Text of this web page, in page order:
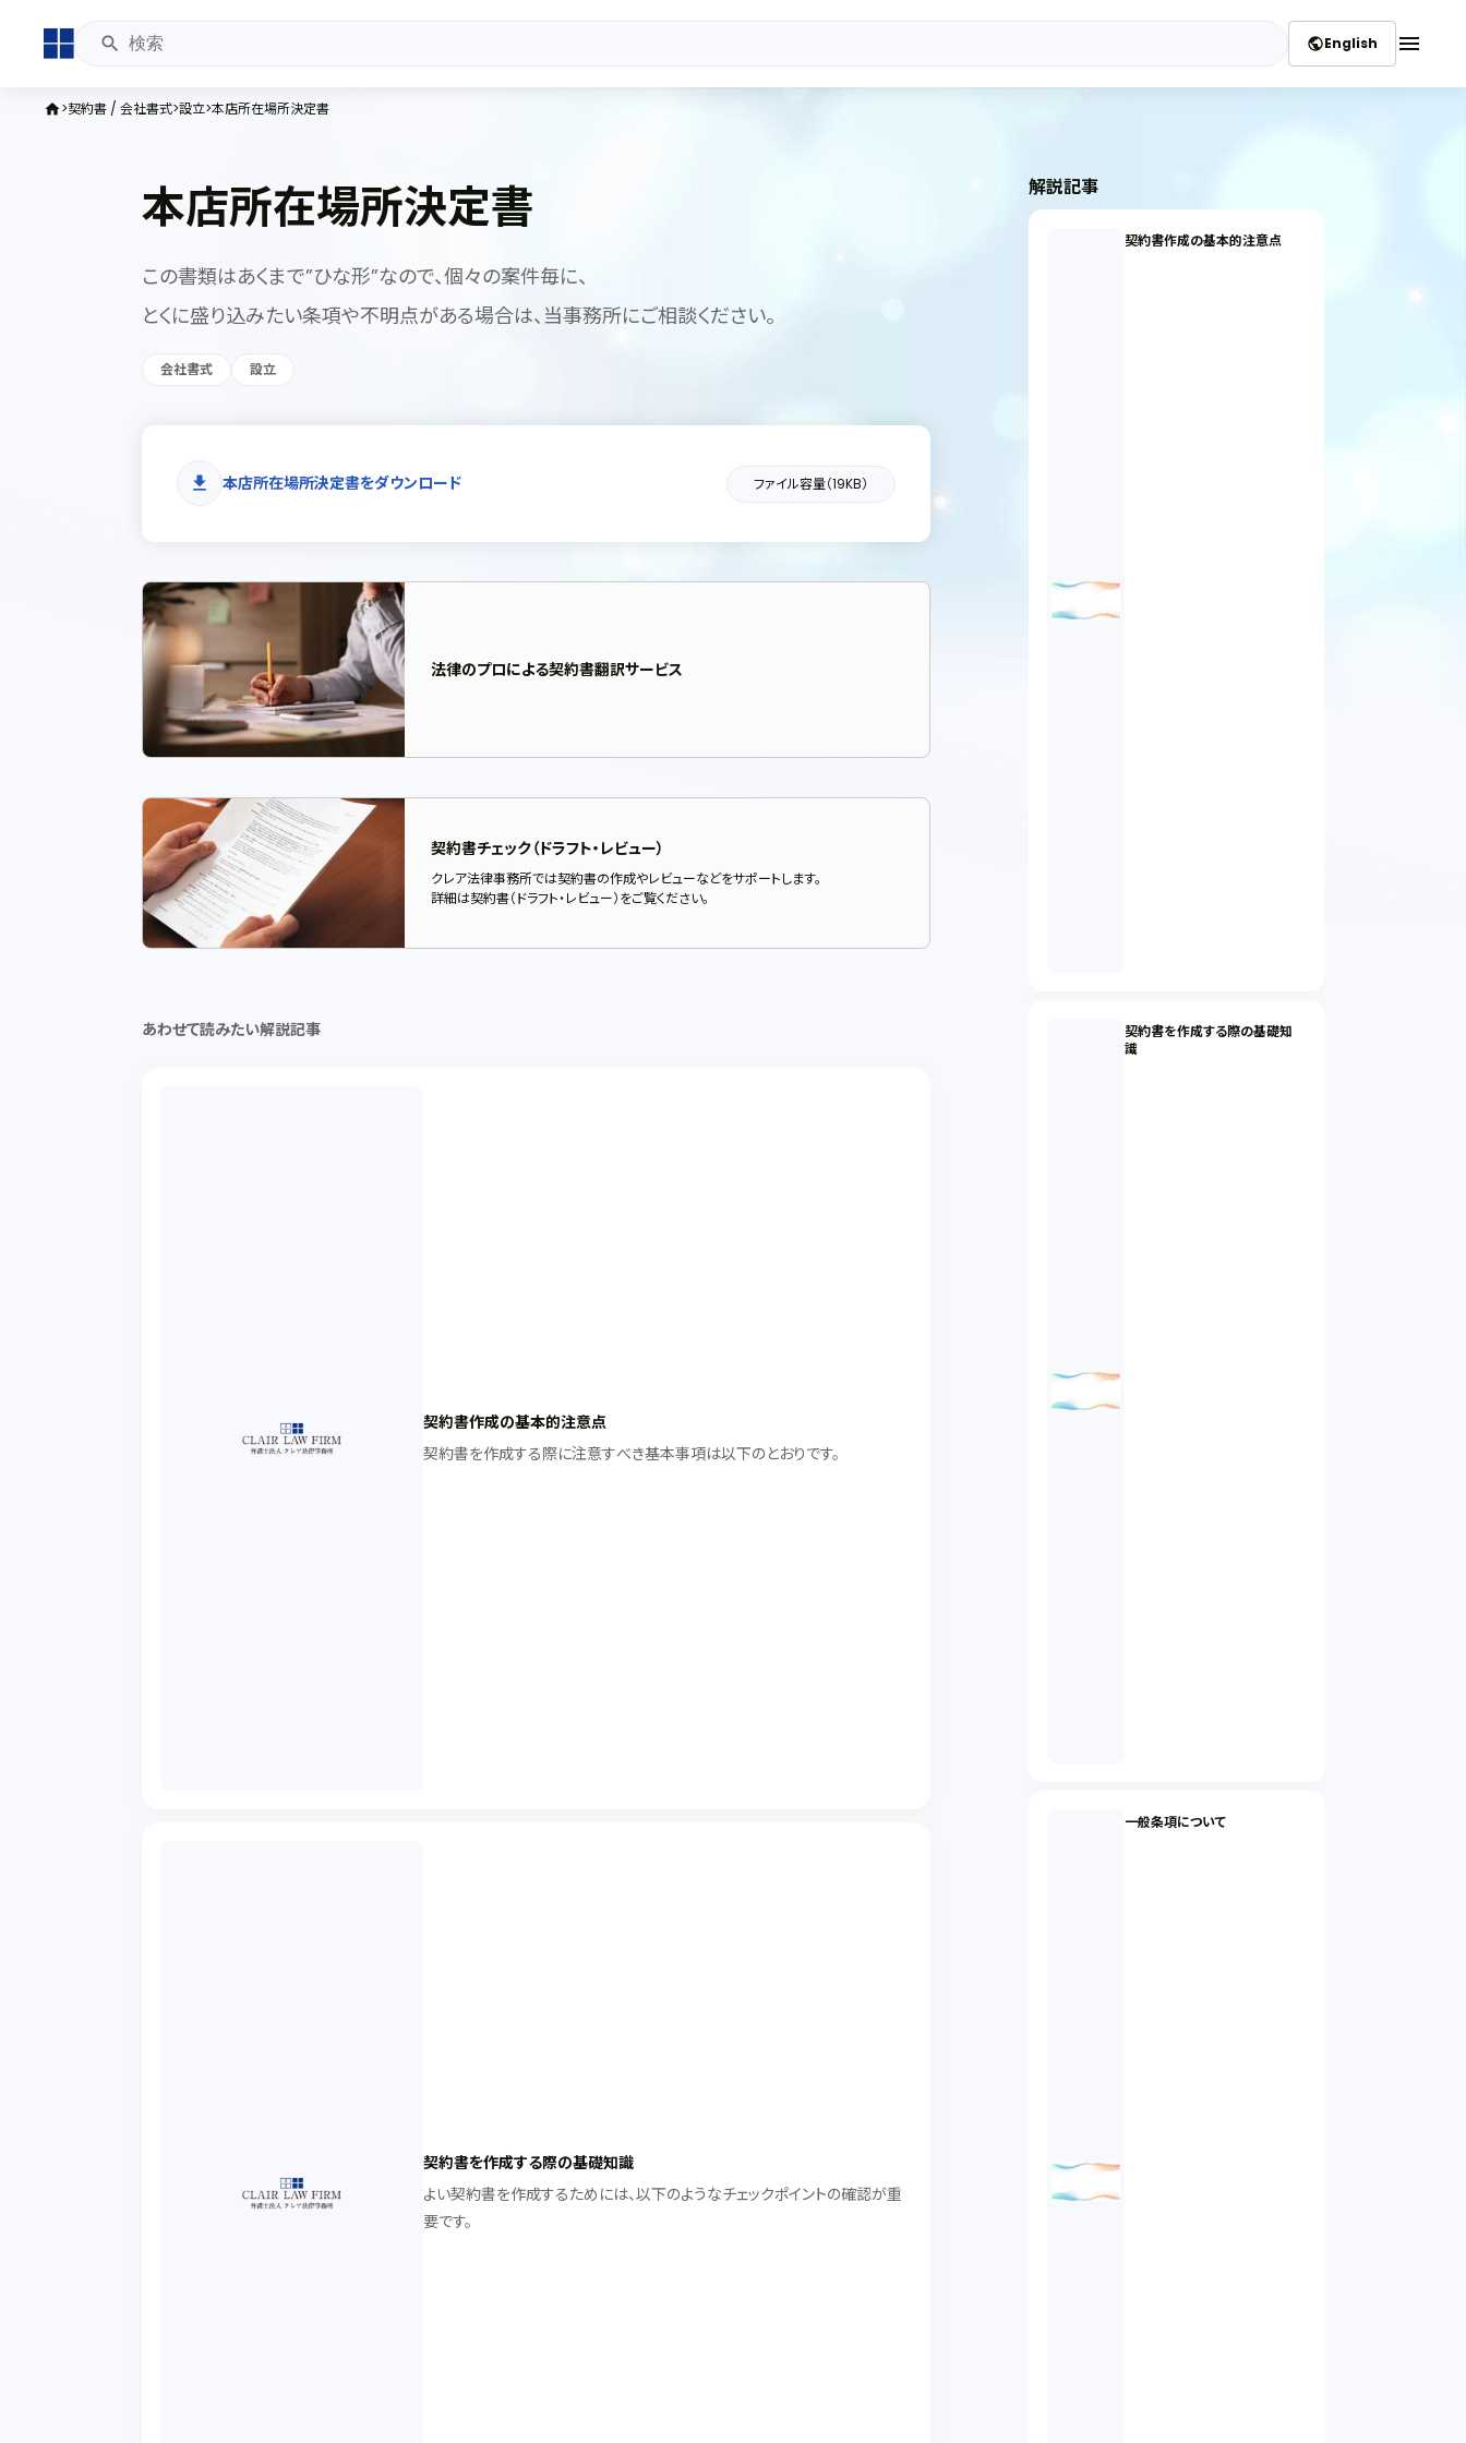
publicEnglish menu
home 契約書 / 会社書式 設立 本店所在場所決定書
本店所在場所決定書
この書類はあくまで”ひな形”なので、個々の案件毎に、
とくに盛り込みたい条項や不明点がある場合は、当事務所にご相談ください。
会社書式 設立
download 本店所在場所決定書をダウンロード ファイル容量（19KB）
法律のプロによる契約書翻訳サービス
契約書チェック（ドラフト・レビュー）
クレア法律事務所では契約書の作成やレビューなどをサポートします。
詳細は契約書（ドラフト・レビュー）をご覧ください。
あわせて読みたい解説記事
契約書作成の基本的注意点
契約書を作成する際に注意すべき基本事項は以下のとおりです。
契約書を作成する際の基礎知識
よい契約書を作成するためには、以下のようなチェックポイントの確認が重
要です。
解説記事
契約書作成の基本的注意点
契約書を作成する際の基礎知
識
一般条項について